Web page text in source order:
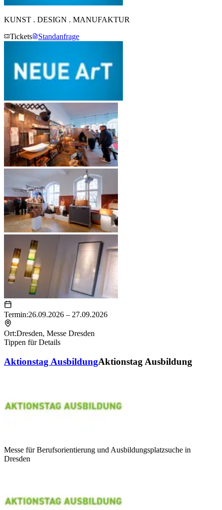
KUNST . DESIGN . MANUFAKTUR
Tickets
Standanfrage
Termin:26.09.2026 – 27.09.2026
Ort:Dresden, Messe Dresden
Tippen für Details
Aktionstag AusbildungAktionstag Ausbildung
Messe für Berufsorientierung und Ausbildungsplatzsuche in
Dresden